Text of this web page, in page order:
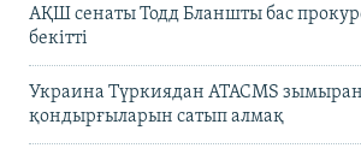
АҚШ сенаты Тодд Бланшты бас
бекітті
Украина Түркиядан ATACMS
қондырғыларын сатып алмақ